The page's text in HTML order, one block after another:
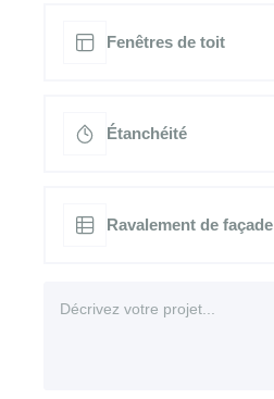
Fenêtres de toit
Étanchéité
Ravalement de façade